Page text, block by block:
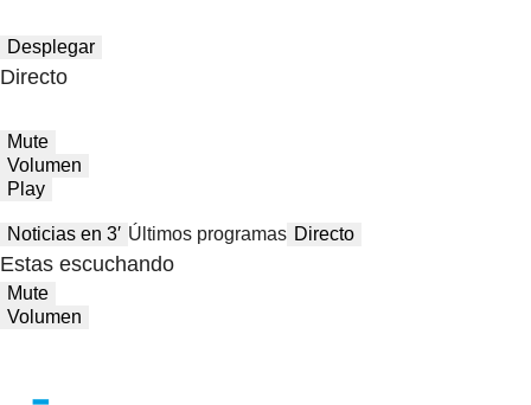
Desplegar
Directo
Mute
Volumen
Play
Noticias en 3′ Últimos programas Directo
Estas escuchando
Mute
Volumen